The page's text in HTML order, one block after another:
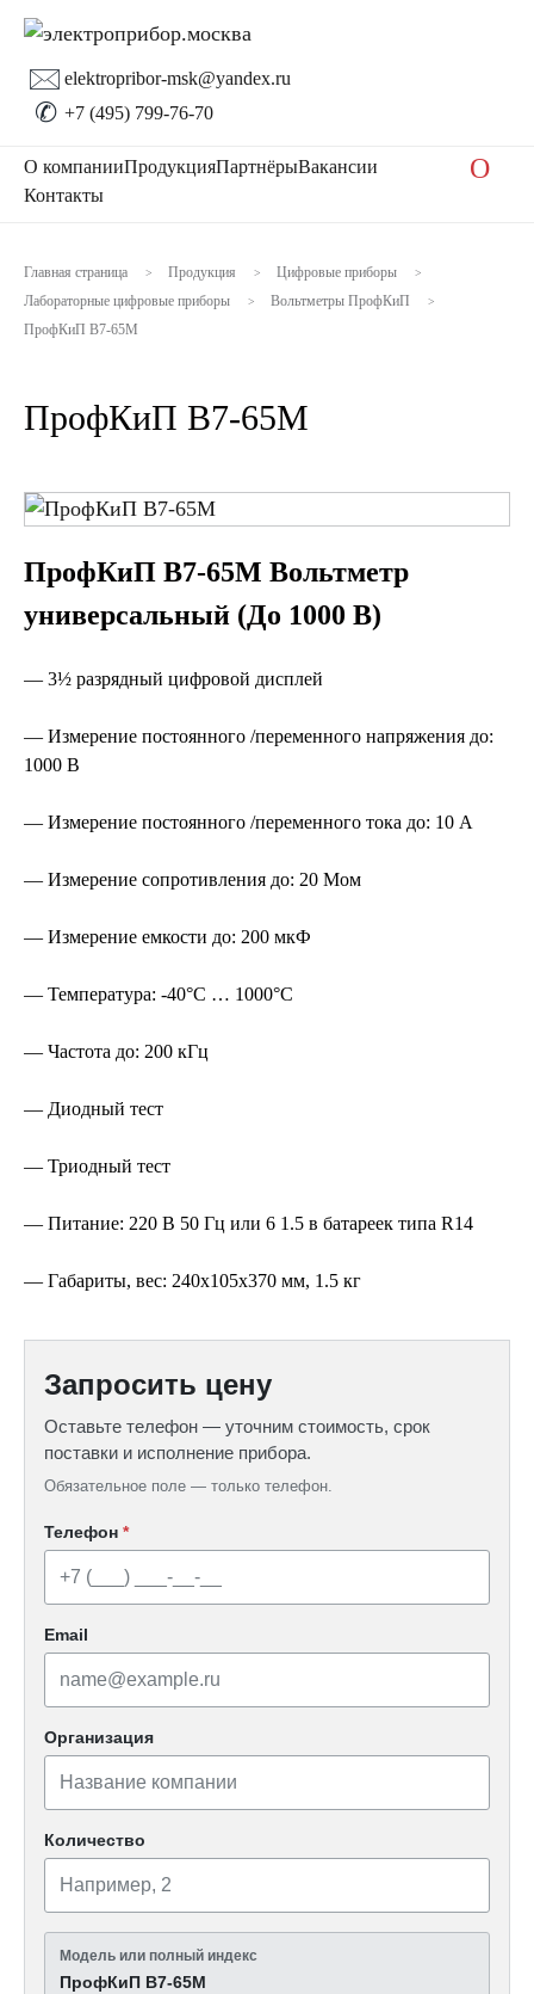
🖂 elektropribor-msk@yandex.ru
✆ +7 (495) 799-76-70
О компанииПродукцияПартнёрыВакансии
Контакты
O
Главная страница > Продукция > Цифровые приборы >
Лабораторные цифровые приборы > Вольтметры ПрофКиП >
ПрофКиП В7-65М
ПрофКиП В7-65М
ПрофКиП В7-65М Вольтметр
универсальный (До 1000 В)
— 3½ разрядный цифровой дисплей
— Измерение постоянного /переменного напряжения до:
1000 В
— Измерение постоянного /переменного тока до: 10 А
— Измерение сопротивления до: 20 Мом
— Измерение емкости до: 200 мкФ
— Температура: -40°С … 1000°С
— Частота до: 200 кГц
— Диодный тест
— Триодный тест
— Питание: 220 В 50 Гц или 6 1.5 в батареек типа R14
— Габариты, вес: 240х105х370 мм, 1.5 кг
Запросить цену
Оставьте телефон — уточним стоимость, срок
поставки и исполнение прибора.
Обязательное поле — только телефон.
Телефон *
Email
Организация
Количество
Модель или полный индекс
ПрофКиП В7-65М